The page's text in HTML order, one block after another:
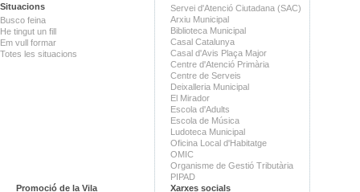
Situacions
Busco feina
He tingut un fill
Em vull formar
Totes les situacions
Servei d'Atenció Ciutadana (SAC)
Arxiu Municipal
Biblioteca Municipal
Casal Catalunya
Casal d'Avis Plaça Major
Centre d'Atenció Primària
Centre de Serveis
Deixalleria Municipal
El Mirador
Escola d'Adults
Escola de Música
Ludoteca Municipal
Oficina Local d'Habitatge
OMIC
Organisme de Gestió Tributària
PIPAD
Promoció de la Vila
Xarxes socials